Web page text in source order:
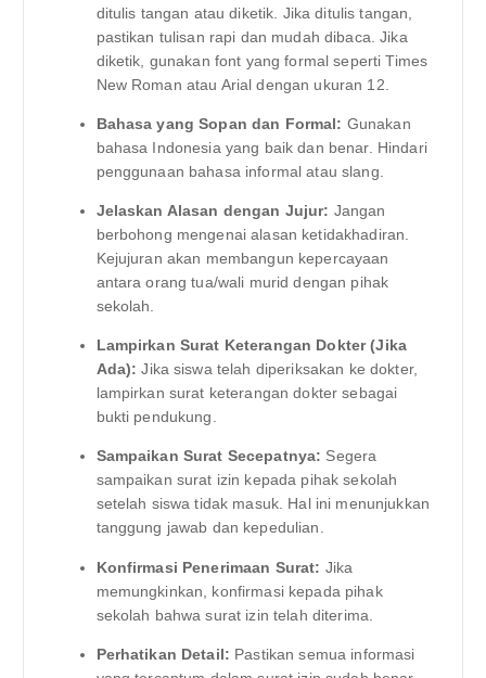
ditulis tangan atau diketik. Jika ditulis tangan,
pastikan tulisan rapi dan mudah dibaca. Jika
diketik, gunakan font yang formal seperti Times
New Roman atau Arial dengan ukuran 12.
Bahasa yang Sopan dan Formal: Gunakan
bahasa Indonesia yang baik dan benar. Hindari
penggunaan bahasa informal atau slang.
Jelaskan Alasan dengan Jujur: Jangan
berbohong mengenai alasan ketidakhadiran.
Kejujuran akan membangun kepercayaan
antara orang tua/wali murid dengan pihak
sekolah.
Lampirkan Surat Keterangan Dokter (Jika
Ada): Jika siswa telah diperiksakan ke dokter,
lampirkan surat keterangan dokter sebagai
bukti pendukung.
Sampaikan Surat Secepatnya: Segera
sampaikan surat izin kepada pihak sekolah
setelah siswa tidak masuk. Hal ini menunjukkan
tanggung jawab dan kepedulian.
Konfirmasi Penerimaan Surat: Jika
memungkinkan, konfirmasi kepada pihak
sekolah bahwa surat izin telah diterima.
Perhatikan Detail: Pastikan semua informasi